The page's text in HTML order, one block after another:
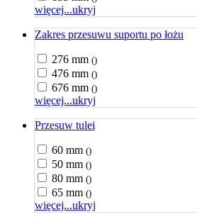
więcej...ukryj
Zakres przesuwu suportu po łożu
276 mm ()
476 mm ()
676 mm ()
więcej...ukryj
Przesuw tulei
60 mm ()
50 mm ()
80 mm ()
65 mm ()
więcej...ukryj